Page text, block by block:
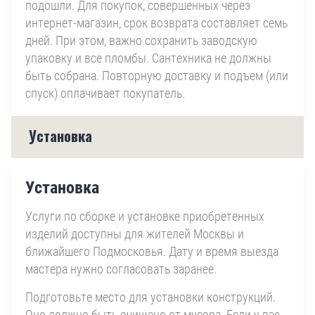
подошли. Для покупок, совершенных через
интернет-магазин, срок возврата составляет семь
дней. При этом, важно сохранить заводскую
упаковку и все пломбы. Сантехника не должны
быть собрана. Повторную доставку и подъем (или
спуск) оплачивает покупатель.
Установка
Установка
Услуги по сборке и установке приобретенных
изделий доступны для жителей Москвы и
ближайшего Подмосковья. Дату и время выезда
мастера нужно согласовать заранее.
Подготовьте место для установки конструкций.